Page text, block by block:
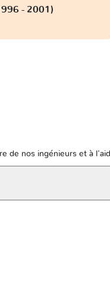
- 2001)
de nos ingénieurs et à